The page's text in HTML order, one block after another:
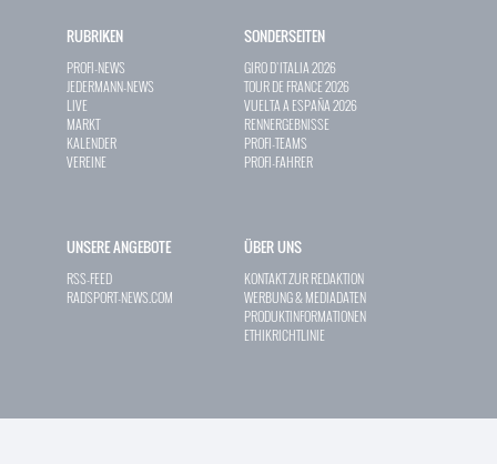
RUBRIKEN
PROFI-NEWS
JEDERMANN-NEWS
LIVE
MARKT
KALENDER
VEREINE
SONDERSEITEN
GIRO D`ITALIA 2026
TOUR DE FRANCE 2026
VUELTA A ESPAÑA 2026
RENNERGEBNISSE
PROFI-TEAMS
PROFI-FAHRER
UNSERE ANGEBOTE
RSS-FEED
RADSPORT-NEWS.COM
ÜBER UNS
KONTAKT ZUR REDAKTION
WERBUNG & MEDIADATEN
PRODUKTINFORMATIONEN
ETHIKRICHTLINIE